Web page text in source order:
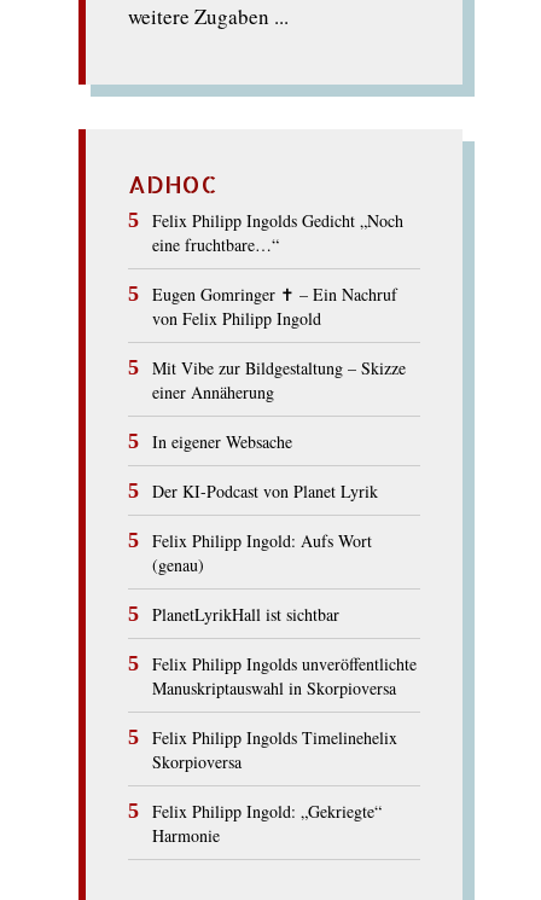
weitere Zugaben ...
ADHOC
Felix Philipp Ingolds Gedicht „Noch
eine fruchtbare…“
Eugen Gomringer ✝︎ – Ein Nachruf
von Felix Philipp Ingold
Mit Vibe zur Bildgestaltung – Skizze
einer Annäherung
In eigener Websache
Der KI-Podcast von Planet Lyrik
Felix Philipp Ingold: Aufs Wort
(genau)
PlanetLyrikHall ist sichtbar
Felix Philipp Ingolds unveröffentlichte
Manuskriptauswahl in Skorpioversa
Felix Philipp Ingolds Timelinehelix
Skorpioversa
Felix Philipp Ingold: „Gekriegte“
Harmonie